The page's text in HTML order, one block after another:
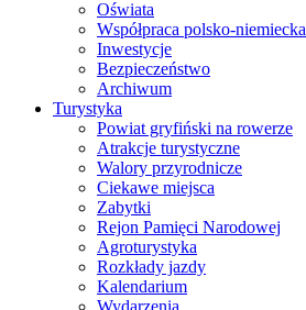
Oświata
Współpraca polsko-niemiecka
Inwestycje
Bezpieczeństwo
Archiwum
Turystyka
Powiat gryfiński na rowerze
Atrakcje turystyczne
Walory przyrodnicze
Ciekawe miejsca
Zabytki
Rejon Pamięci Narodowej
Agroturystyka
Rozkłady jazdy
Kalendarium
Wydarzenia